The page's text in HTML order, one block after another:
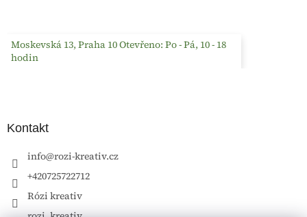
Moskevská 13, Praha 10 Otevřeno: Po - Pá, 10 - 18
hodin
Kontakt
info@rozi-kreativ.cz
+420725722712
Rózi kreativ